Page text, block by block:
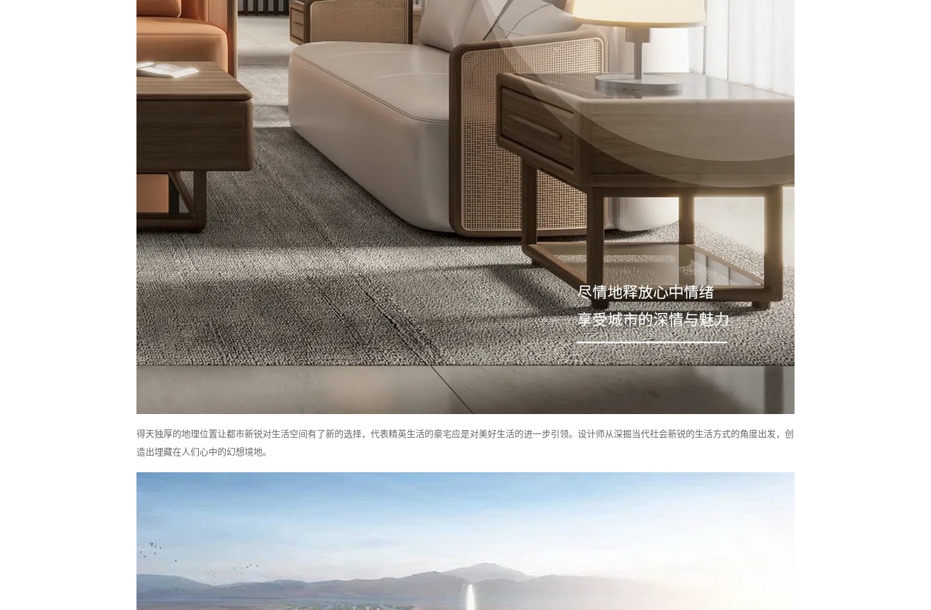
得天独厚的地理位置让都市新锐对生活空间有了新的选择，代表精英生活的豪宅应是对美好生活的进一步引领。设计师从深掘当代社会新锐的生活方式的角度出发，创
造出埋藏在人们心中的幻想境地。